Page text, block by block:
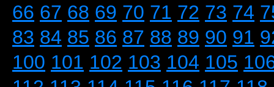
66 67 68 69 70 71 72 73 74
83 84 85 86 87 88 89 90 91
100 101 102 103 104 105